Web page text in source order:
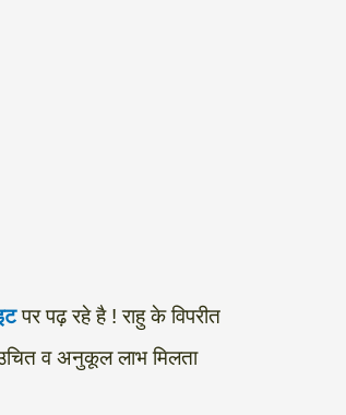
पर पढ़ रहे है ! राहु के विपरीत
व अनुकूल लाभ मिलता